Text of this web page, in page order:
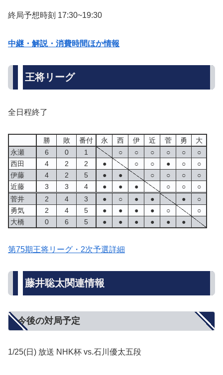
終局予想時刻 17:30~19:30
中継・解説・消費時間ほか情報
王将リーグ
全日程終了
勝 敗 番付 永 西 伊 近 菅 勇
大
永瀬
6 0 1 ○ ○ ○ ○ ○
○
西田
4 2 2 ● ○ ○ ● ○
○
伊藤
4 2 5 ● ● ○ ○ ○
○
近藤
3 3 4 ● ● ● ○ ○
○
菅井
2 4 3 ● ○ ● ● ●
○
勇気
2 4 5 ● ● ● ● ○
○
大橋
0 6 5 ● ● ● ● ● ●
第75期王将リーグ・2次予選詳細
藤井聡太関連情報
今後の対局予定
1/25(日) 放送 NHK杯 vs.石川優太五段